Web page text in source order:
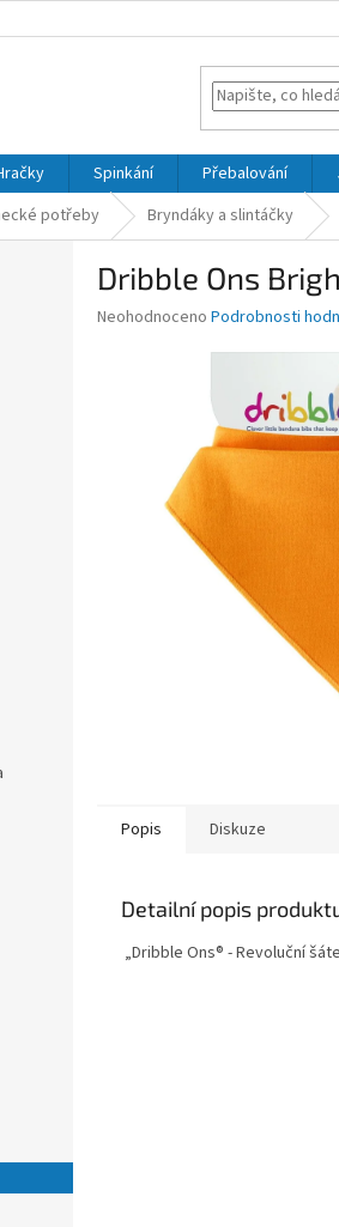
Spinkání Přebalování
potřeby Bryndáky a slintáčky
Dribble Ons
Průměrné
Neohodnoceno Podrobnosti
Popis Diskuze
Detailní popis
„Dribble Ons® - Revoluční